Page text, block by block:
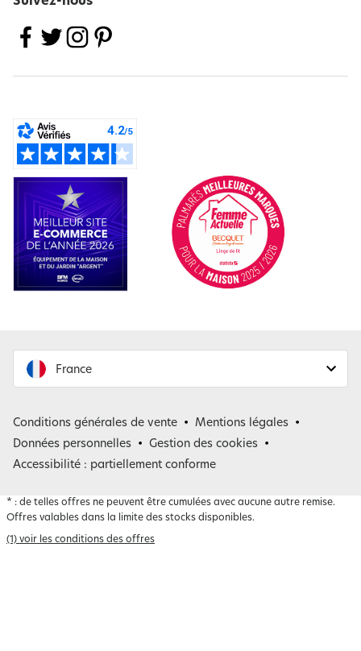
France
Belgique
Conditions générales de vente
Mentions légales
Données personnelles
Gestion des cookies
Accessibilité : partiellement conforme
* : de telles offres ne peuvent être cumulées avec aucune autre remise.
Offres valables dans la limite des stocks disponibles.
(1) voir les conditions des offres